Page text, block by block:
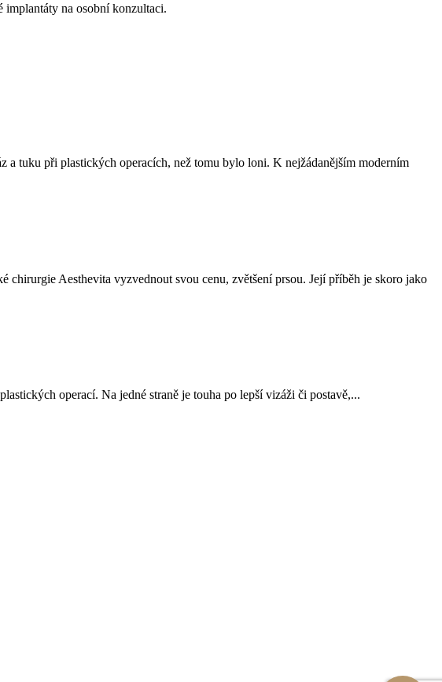
implantáty na osobní konzultaci.
a tuku při plastických operacích, než tomu bylo loni. K nejžádanějším moderním
Aesthevita vyzvednout svou cenu, zvětšení prsou. Její příběh je skoro jako
operací. Na jedné straně je touha po lepší vizáži či postavě,...